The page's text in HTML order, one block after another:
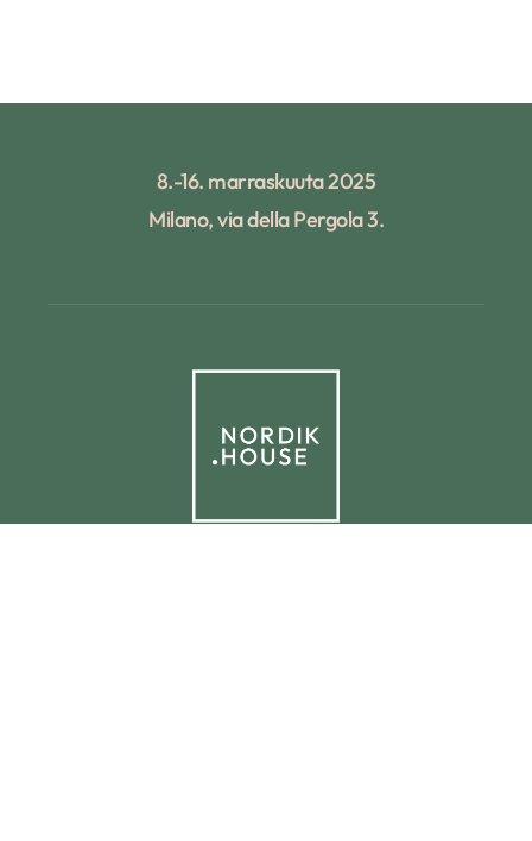
8.-16. marraskuuta 2025
Milano, via della Pergola 3.